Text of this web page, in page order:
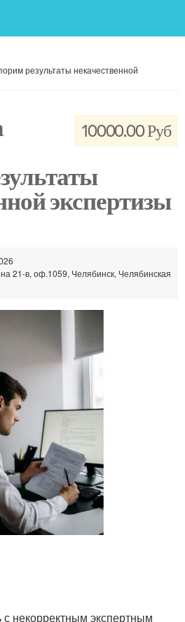
результаты некачественной
10000.00 Руб
экспертизы
21-в, оф.1059, Челябинск, Челябинская
некорректным экспертным